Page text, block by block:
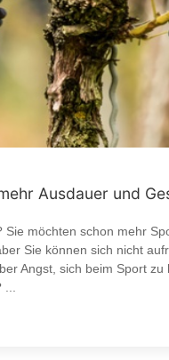
Ausdauer und
Sie möchten schon mehr
Sie können sich nicht
Angst, sich beim Sport zu
...